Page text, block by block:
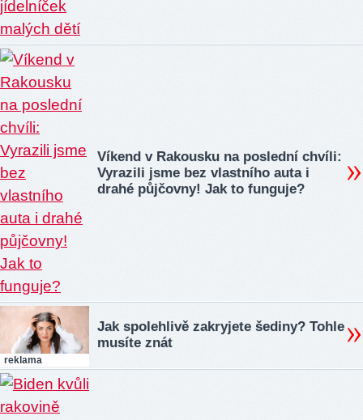
Víkend v Rakousku na poslední chvíli:
Vyrazili jsme bez vlastního auta i
drahé půjčovny! Jak to funguje?
reklama
Jak spolehlivě zakryjete šediny? Tohle
musíte znát